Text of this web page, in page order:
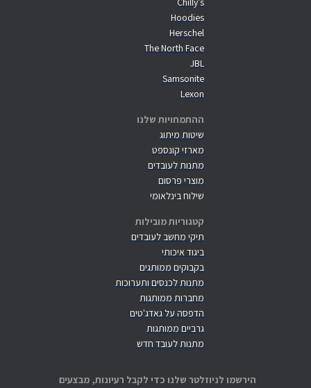
Hoodies
Herschel
The North Face
JBL
Samsonite
Lexon
ההתמחויות שלנו
שיטות מיתוג
מארזי קונספט
מתנות לעובדים
מוצרי פרסום
שילוח בינלאומי
קטגוריות מובילות
תיקי מחשב לעובדים
ביגוד איכותי
בקבוקים ממותגים
מתנות לכנסים ותערוכות
מחברות ממותגות
הדפסה על גאדג'טים
גרביים ממותגות
מתנות לעובד חדש
הירשמו לניוזלטר שלנו כדי לקבל רעיונות, מבצעים